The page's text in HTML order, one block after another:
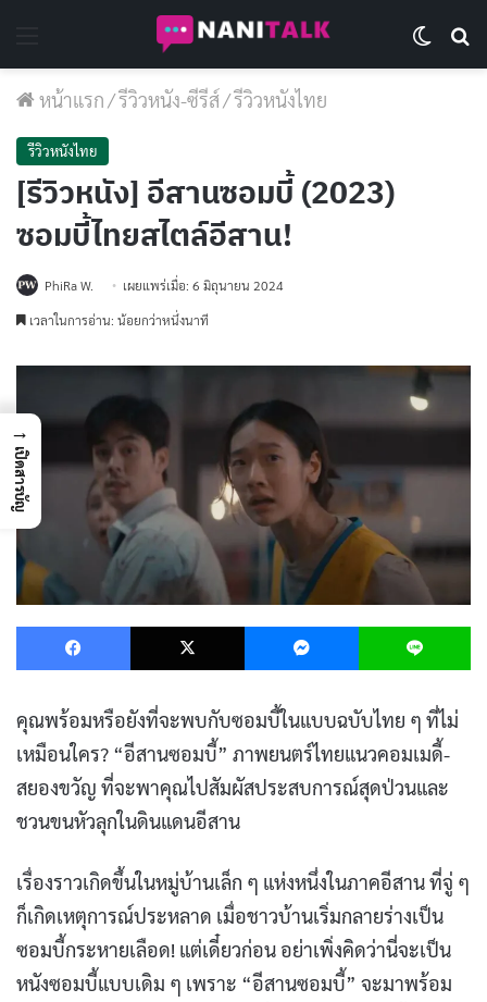
หน้าแรก/รีวิวหนัง-ซีรีส์/รีวิวหนังไทย
รีวิวหนังไทย
[รีวิวหนัง] อีสานซอมบี้ (2023)
ซอมบี้ไทยสไตล์อีสาน!
PhiRa W.
เผยแพร่เมื่อ: 6 มิถุนายน 2024
เวลาในการอ่าน: น้อยกว่าหนึ่งนาที
Facebook X Messenger
คุณพร้อมหรือยังที่จะพบกับซอมบี้ในแบบฉบับไทย ๆ ที่ไม่
เหมือนใคร? “อีสานซอมบี้” ภาพยนตร์ไทยแนวคอมเมดี้-
สยองขวัญ ที่จะพาคุณไปสัมผัสประสบการณ์สุดป่วนและ
ชวนขนหัวลุกในดินแดนอีสาน
เรื่องราวเกิดขึ้นในหมู่บ้านเล็ก ๆ แห่งหนึ่งในภาคอีสาน ที่จู่ ๆ
ก็เกิดเหตุการณ์ประหลาด เมื่อชาวบ้านเริ่มกลายร่างเป็น
ซอมบี้กระหายเลือด! แต่เดี๋ยวก่อน อย่าเพิ่งคิดว่านี่จะเป็น
หนังซอมบี้แบบเดิม ๆ เพราะ “อีสานซอมบี้” จะมาพร้อม
→
เปิดสารบัญ